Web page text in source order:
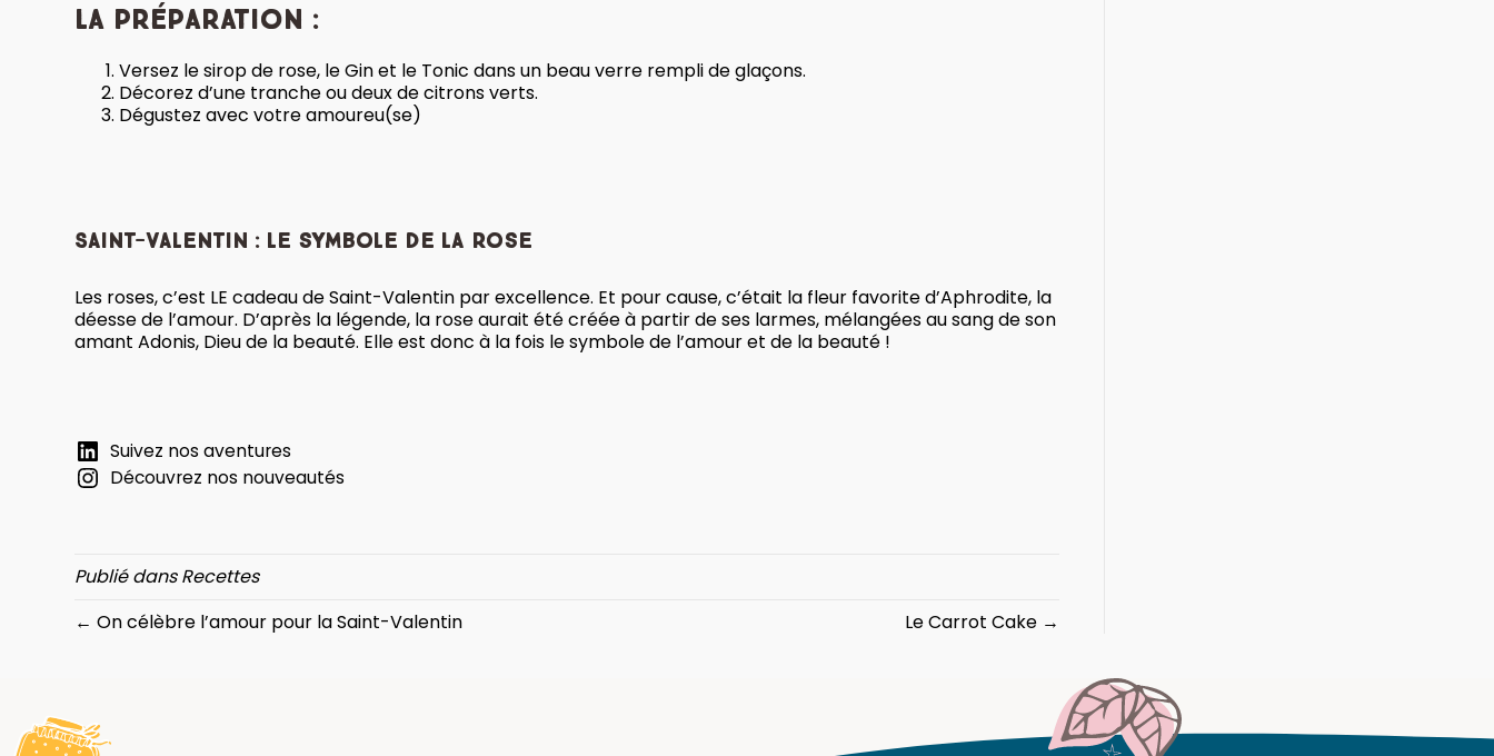
La préparation :
Versez le sirop de rose, le Gin et le Tonic dans un beau verre rempli de glaçons.
Décorez d’une tranche ou deux de citrons verts.
Dégustez avec votre amoureu(se)
Saint-Valentin : le symbole de la rose
Les roses, c’est LE cadeau de Saint-Valentin par excellence. Et pour cause, c’était la fleur favorite d’Aphrodite, la
déesse de l’amour. D’après la légende, la rose aurait été créée à partir de ses larmes, mélangées au sang de son
amant Adonis, Dieu de la beauté. Elle est donc à la fois le symbole de l’amour et de la beauté !
Suivez nos aventures
Découvrez nos nouveautés
Publié dansRecettes
← On célèbre l’amour pour la Saint-Valentin
Le Carrot Cake →